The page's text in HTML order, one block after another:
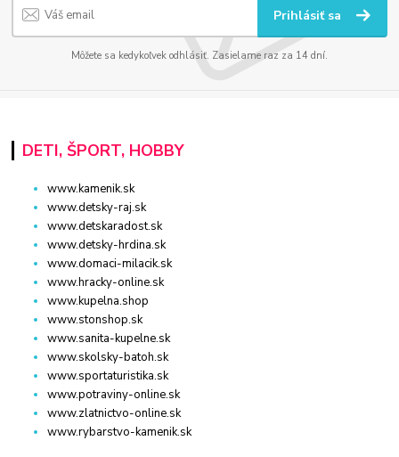
Prihlásiť sa
Môžete sa kedykoľvek odhlásiť. Zasielame raz za 14 dní.
DETI, ŠPORT, HOBBY
www.kamenik.sk
www.detsky-raj.sk
www.detskaradost.sk
www.detsky-hrdina.sk
www.domaci-milacik.sk
www.hracky-online.sk
www.kupelna.shop
www.stonshop.sk
www.sanita-kupelne.sk
www.skolsky-batoh.sk
www.sportaturistika.sk
www.potraviny-online.sk
www.zlatnictvo-online.sk
www.rybarstvo-kamenik.sk